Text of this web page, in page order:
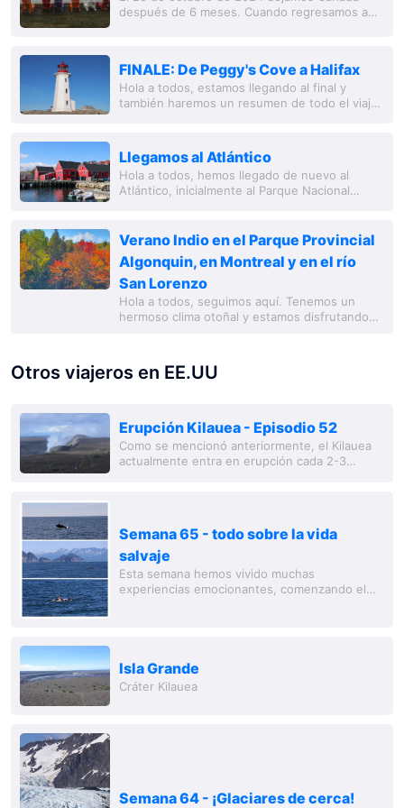
después de 6 meses. Cuando regresamos a
FINALE: De Peggy's Cove a Halifax
Hola a todos, estamos llegando al final y
también haremos un resumen de todo el viaje.
encuentra...
Llegamos al Atlántico
Hola a todos, hemos llegado de nuevo al
Atlántico, inicialmente al Parque Nacional
La...
Verano Indio en el Parque Provincial
Algonquin, en Montreal y en el río
San Lorenzo
Hola a todos, seguimos aquí. Tenemos un
hermoso clima otoñal y estamos disfrutando
Nipissing,...
Otros viajeros en EE.UU
Erupción Kilauea - Episodio 52
Como se mencionó anteriormente, el Kilauea
actualmente entra en erupción cada 2-3
Semana 65 - todo sobre la vida
salvaje
Esta semana hemos vivido muchas
experiencias emocionantes, comenzando el
Isla Grande
Cráter Kilauea
Semana 64 - ¡Glaciares de cerca!